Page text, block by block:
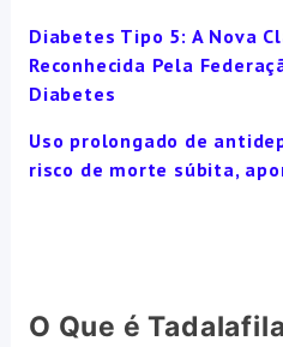
Diabetes Tipo 5: A Nova
Reconhecida Pela
Diabetes
Uso prolongado de
risco de morte súbita,
O Que é